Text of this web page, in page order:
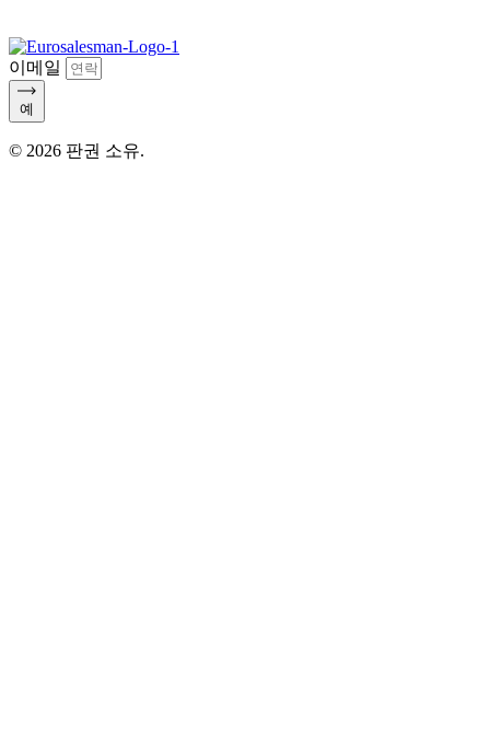
이메일
예
© 2026 판권 소유.